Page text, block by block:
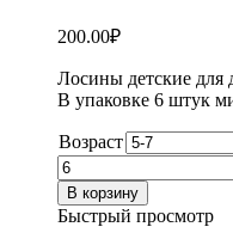
200.00₽
Лосины детские для
В упаковке 6 штук
Возраст
Количество
товара
Лосины
детские
В корзину
Быстрый просмотр